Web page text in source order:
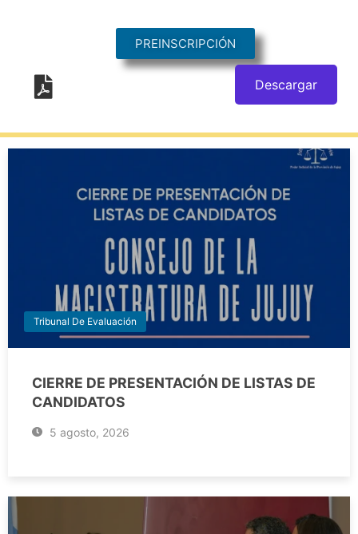
PREINSCRIPCIÓN
Descargar
Tribunal De Evaluación
CIERRE DE PRESENTACIÓN DE LISTAS DE
CANDIDATOS
5 agosto, 2026